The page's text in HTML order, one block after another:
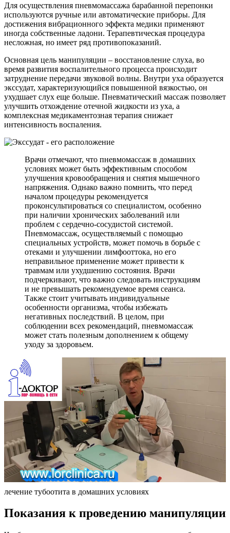
Для осуществления пневмомассажа барабанной перепонки
используются ручные или автоматические приборы. Для
достижения вибрационного эффекта медики применяют
иногда собственные ладони. Терапевтическая процедура
несложная, но имеет ряд противопоказаний.
Основная цель манипуляции – восстановление слуха, во
время развития воспалительного процесса происходит
затруднение передачи звуковой волны. Внутри уха образуется
экссудат, характеризующийся повышенной вязкостью, он
ухудшает слух еще больше. Пневматический массаж позволяет
улучшить отхождение отечной жидкости из уха, а
комплексная медикаментозная терапия снижает
интенсивность воспаления.
Врачи отмечают, что пневмомассаж в домашних
условиях может быть эффективным способом
улучшения кровообращения и снятия мышечного
напряжения. Однако важно помнить, что перед
началом процедуры рекомендуется
проконсультироваться со специалистом, особенно
при наличии хронических заболеваний или
проблем с сердечно-сосудистой системой.
Пневмомассаж, осуществляемый с помощью
специальных устройств, может помочь в борьбе с
отеками и улучшении лимфооттока, но его
неправильное применение может привести к
травмам или ухудшению состояния. Врачи
подчеркивают, что важно следовать инструкциям
и не превышать рекомендуемое время сеанса.
Также стоит учитывать индивидуальные
особенности организма, чтобы избежать
негативных последствий. В целом, при
соблюдении всех рекомендаций, пневмомассаж
может стать полезным дополнением к общему
уходу за здоровьем.
лечение тубоотита в домашних условиях
Показания к проведению манипуляции